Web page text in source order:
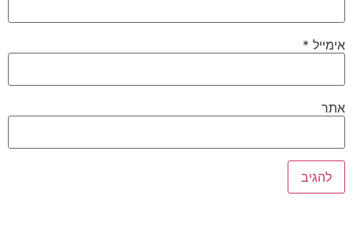
אימייל *
אתר